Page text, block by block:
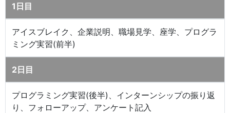
1日目
アイスブレイク、企業説明、職場見学、座学、プログラ
ミング実習(前半)
2日目
プログラミング実習(後半)、インターンシップの振り返
り、フォローアップ、アンケート記入